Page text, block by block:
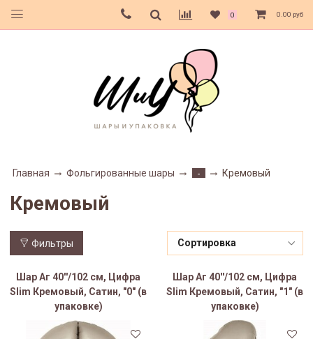
0 0.00 руб
Главная Фольгированные шары - Кремовый
Кремовый
Фильтры
Шар Аг 40''/102 см, Цифра
Slim Кремовый, Сатин, "0" (в
упаковке)
Шар Аг 40''/102 см, Цифра
Slim Кремовый, Сатин, "1" (в
упаковке)